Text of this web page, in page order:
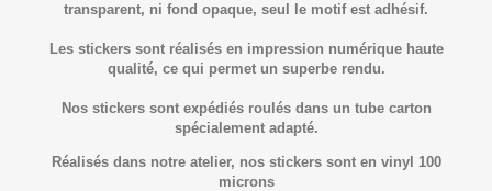
transparent, ni fond opaque, seul le motif est adhésif.
Les stickers sont réalisés en impression numérique haute
qualité, ce qui permet un superbe rendu.
Nos stickers sont expédiés roulés dans un tube carton
spécialement adapté.
Réalisés dans notre atelier, nos stickers sont en vinyl 100
microns